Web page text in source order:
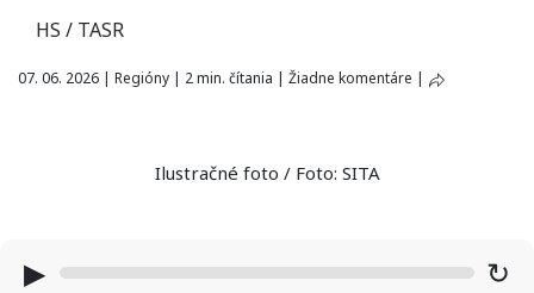
HS / TASR
07. 06. 2026 | Regióny | 2 min. čítania | Žiadne komentáre |
Ilustračné foto / Foto: SITA
▶ ↻